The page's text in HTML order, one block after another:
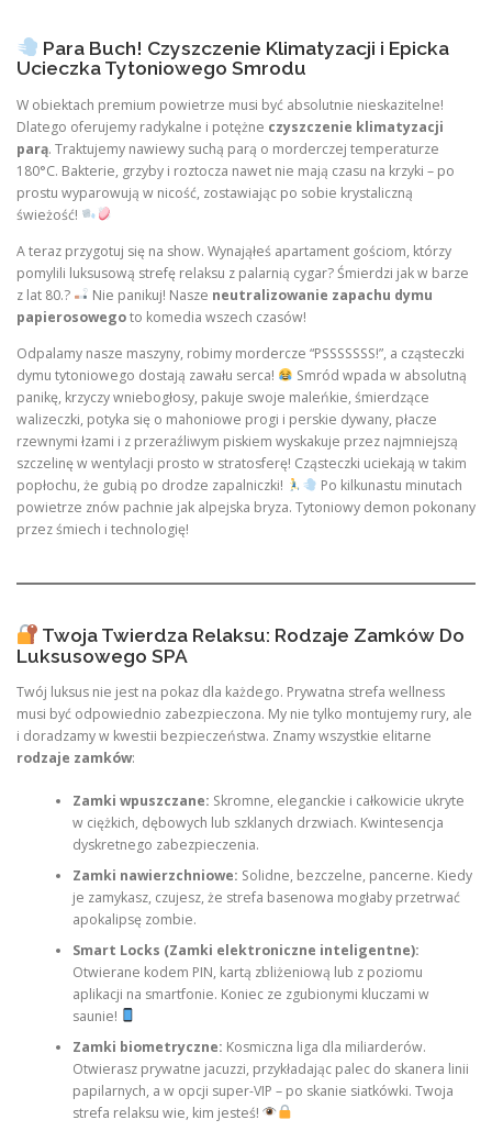
Para Buch! Czyszczenie Klimatyzacji i Epicka
Ucieczka Tytoniowego Smrodu
W obiektach premium powietrze musi być absolutnie nieskazitelne!
Dlatego oferujemy radykalne i potężne czyszczenie klimatyzacji
parą. Traktujemy nawiewy suchą parą o morderczej temperaturze
180°C. Bakterie, grzyby i roztocza nawet nie mają czasu na krzyki – po
prostu wyparowują w nicość, zostawiając po sobie krystaliczną
świeżość!
A teraz przygotuj się na show. Wynająłeś apartament gościom, którzy
pomylili luksusową strefę relaksu z palarnią cygar? Śmierdzi jak w barze
z lat 80.?
Nie panikuj! Nasze neutralizowanie zapachu dymu
papierosowegoto komedia wszech czasów!
Odpalamy nasze maszyny, robimy mordercze “PSSSSSSS!”, a cząsteczki
dymu tytoniowego dostają zawału serca!
Smród wpada w absolutną
panikę, krzyczy wniebogłosy, pakuje swoje maleńkie, śmierdzące
walizeczki, potyka się o mahoniowe progi i perskie dywany, płacze
rzewnymi łzami i z przeraźliwym piskiem wyskakuje przez najmniejszą
szczelinę w wentylacji prosto w stratosferę! Cząsteczki uciekają w takim
popłochu, że gubią po drodze zapalniczki!
Po kilkunastu minutach
powietrze znów pachnie jak alpejska bryza. Tytoniowy demon pokonany
przez śmiech i technologię!
Twoja Twierdza Relaksu: Rodzaje Zamków Do
Luksusowego SPA
Twój luksus nie jest na pokaz dla każdego. Prywatna strefa wellness
musi być odpowiednio zabezpieczona. My nie tylko montujemy rury, ale
i doradzamy w kwestii bezpieczeństwa. Znamy wszystkie elitarne
rodzaje zamków:
Zamki wpuszczane: Skromne, eleganckie i całkowicie ukryte
w ciężkich, dębowych lub szklanych drzwiach. Kwintesencja
dyskretnego zabezpieczenia.
Zamki nawierzchniowe: Solidne, bezczelne, pancerne. Kiedy
je zamykasz, czujesz, że strefa basenowa mogłaby przetrwać
apokalipsę zombie.
Smart Locks (Zamki elektroniczne inteligentne):
Otwierane kodem PIN, kartą zbliżeniową lub z poziomu
aplikacji na smartfonie. Koniec ze zgubionymi kluczami w
saunie!
Zamki biometryczne: Kosmiczna liga dla miliarderów.
Otwierasz prywatne jacuzzi, przykładając palec do skanera linii
papilarnych, a w opcji super-VIP – po skanie siatkówki. Twoja
strefa relaksu wie, kim jesteś!